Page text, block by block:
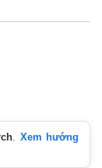
. Xem hướng